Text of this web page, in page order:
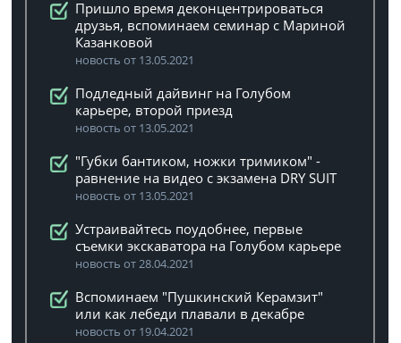
Пришло время деконцентрироваться
друзья, вспоминаем семинар с Мариной
Казанковой
новость от 13.05.2021
Подледный дайвинг на Голубом
карьере, второй приезд
новость от 13.05.2021
"Губки бантиком, ножки тримиком" -
равнение на видео с экзамена DRY SUIT
новость от 13.05.2021
Устраивайтесь поудобнее, первые
съемки экскаватора на Голубом карьере
новость от 28.04.2021
Вспоминаем "Пушкинский Керамзит"
или как лебеди плавали в декабре
новость от 19.04.2021